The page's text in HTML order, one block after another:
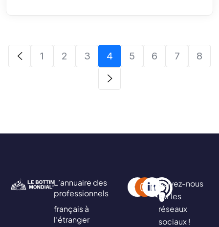
1 2 3 4 5 6 7 8
L’annuaire des
professionnels
français à
l’étranger
Suivez-nous
sur les
réseaux
sociaux !